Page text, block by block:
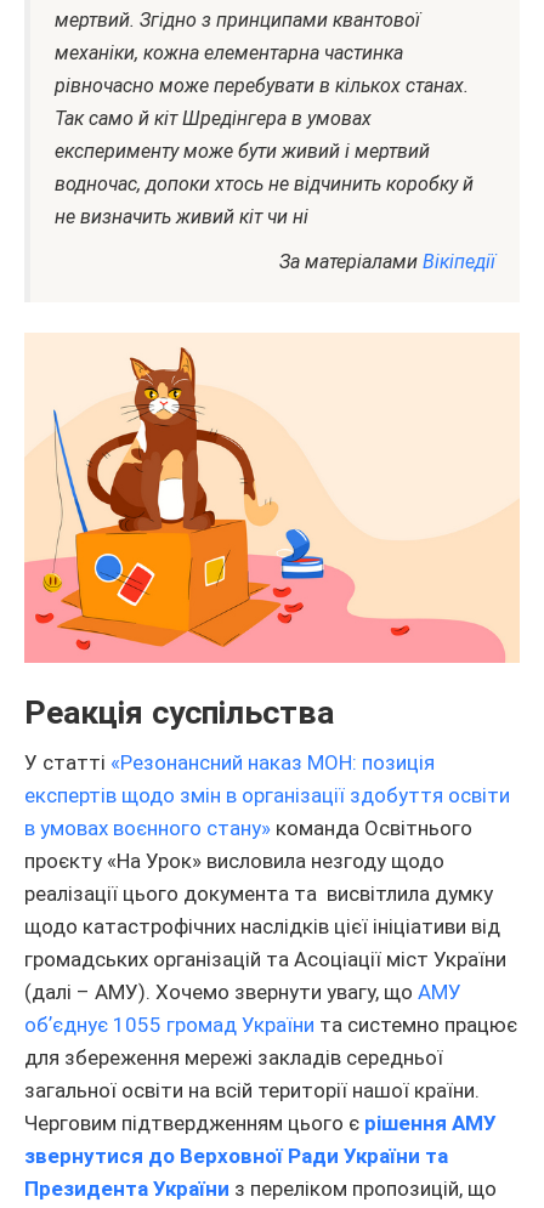
мертвий. Згідно з принципами квантової
механіки, кожна елементарна частинка
рівночасно може перебувати в кількох станах.
Так само й кіт Шредінгера в умовах
експерименту може бути живий і мертвий
водночас, допоки хтось не відчинить коробку й
не визначить живий кіт чи ні
За матеріалами Вікіпедії
Реакція суспільства
У статті «Резонансний наказ МОН: позиція
експертів щодо змін в організації здобуття освіти
в умовах воєнного стану» команда Освітнього
проєкту «На Урок» висловила незгоду щодо
реалізації цього документа та висвітлила думку
щодо катастрофічних наслідків цієї ініціативи від
громадських організацій та Асоціації міст України
(далі – АМУ). Хочемо звернути увагу, що АМУ
обʼєднує 1055 громад України та системно працює
для збереження мережі закладів середньої
загальної освіти на всій території нашої країни.
Черговим підтвердженням цього є рішення АМУ
звернутися до Верховної Ради України та
Президента України з переліком пропозицій, що